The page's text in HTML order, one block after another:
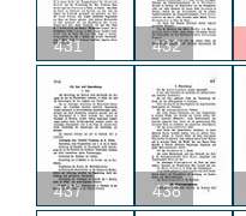
431 432
437 438